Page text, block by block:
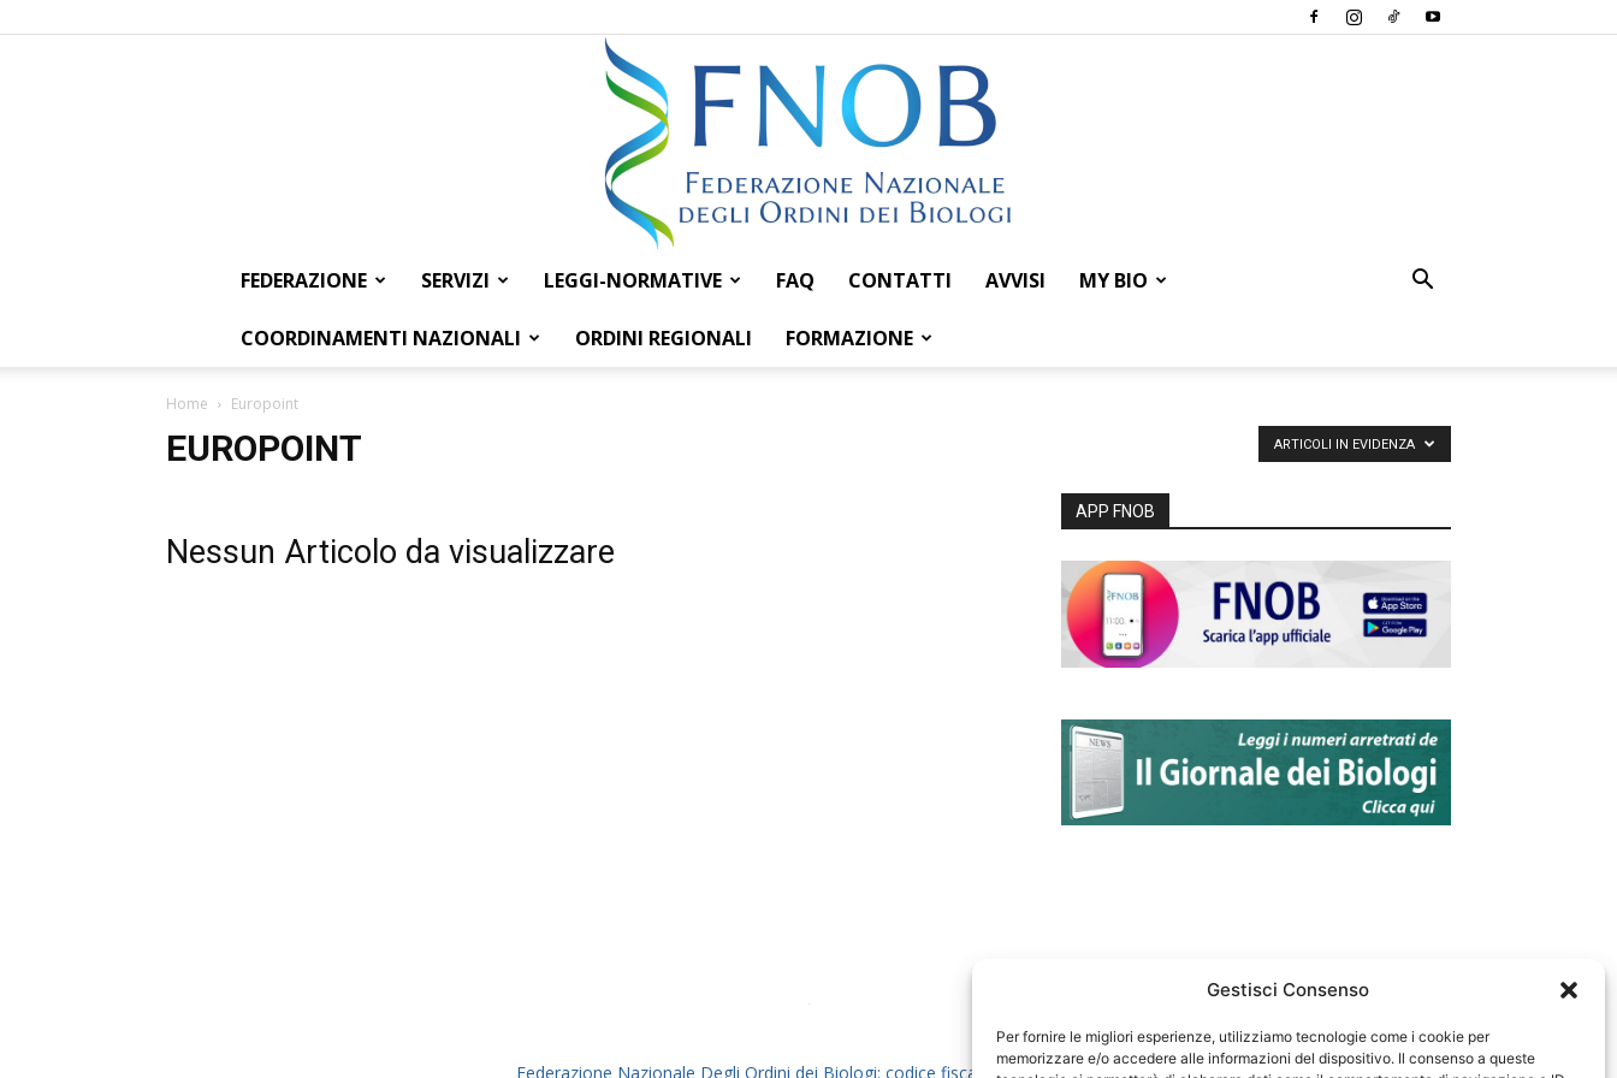
Gestisci Consenso
Per fornire le migliori esperienze, utilizziamo tecnologie come i cookie per
memorizzare e/o accedere alle informazioni del dispositivo. Il consenso a queste
Federazione
FEDERAZIONE SERVIZI LEGGI-NORMATIVE FAQ CONTATTI AVVISI MY BIO
COORDINAMENTI NAZIONALI ORDINI REGIONALI FORMAZIONE
Home Europoint
EUROPOINT ARTICOLI IN EVIDENZA
Nessun Articolo da visualizzare
APP FNOB
Federazione Nazionale Degli Ordini dei Biologi: codice fiscale 80069130583